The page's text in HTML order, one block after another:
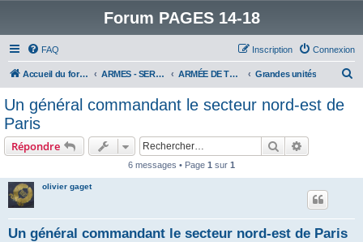
Forum PAGES 14-18
FAQ Connexion
Inscription
Accueil du forum ARMES - SERVICES - UNITES : historiques & discussions ARMÉE DE TERRE Grandes unités
Un général commandant le secteur nord-est de
Paris
Répondre Rechercher
6 messages • Page 1 sur 1
olivier gaget
Un général commandant le secteur nord-est de Paris